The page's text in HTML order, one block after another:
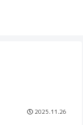
2025.11.26